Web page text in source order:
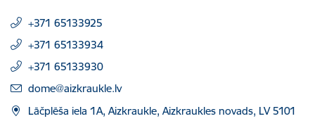
+371 65133925
+371 65133934
+371 65133930
E-pasts:
dome@aizkraukle.lv
Lāčplēša iela 1A, Aizkraukle, Aizkraukles novads, LV 5101